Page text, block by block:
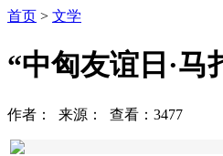
首页 > 文学
“中匈友谊日·马
作者： 来源： 查看：3477